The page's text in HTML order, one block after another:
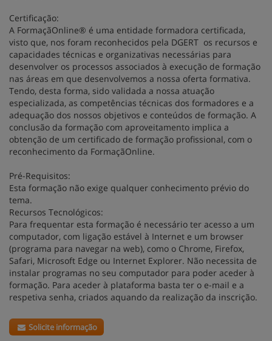
Certificação:
A FormaçãOnline® é uma entidade formadora certificada,
visto que, nos foram reconhecidos pela DGERT os recursos e
capacidades técnicas e organizativas necessárias para
desenvolver os processos associados à execução de formação
nas áreas em que desenvolvemos a nossa oferta formativa.
Tendo, desta forma, sido validada a nossa atuação
especializada, as competências técnicas dos formadores e a
adequação dos nossos objetivos e conteúdos de formação. A
conclusão da formação com aproveitamento implica a
obtenção de um certificado de formação profissional, com o
reconhecimento da FormaçãOnline.
Pré-Requisitos:
Esta formação não exige qualquer conhecimento prévio do
tema.
Recursos Tecnológicos:
Para frequentar esta formação é necessário ter acesso a um
computador, com ligação estável à Internet e um browser
(programa para navegar na web), como o Chrome, Firefox,
Safari, Microsoft Edge ou Internet Explorer. Não necessita de
instalar programas no seu computador para poder aceder à
formação. Para aceder à plataforma basta ter o e-mail e a
respetiva senha, criados aquando da realização da inscrição.
Solicite informação